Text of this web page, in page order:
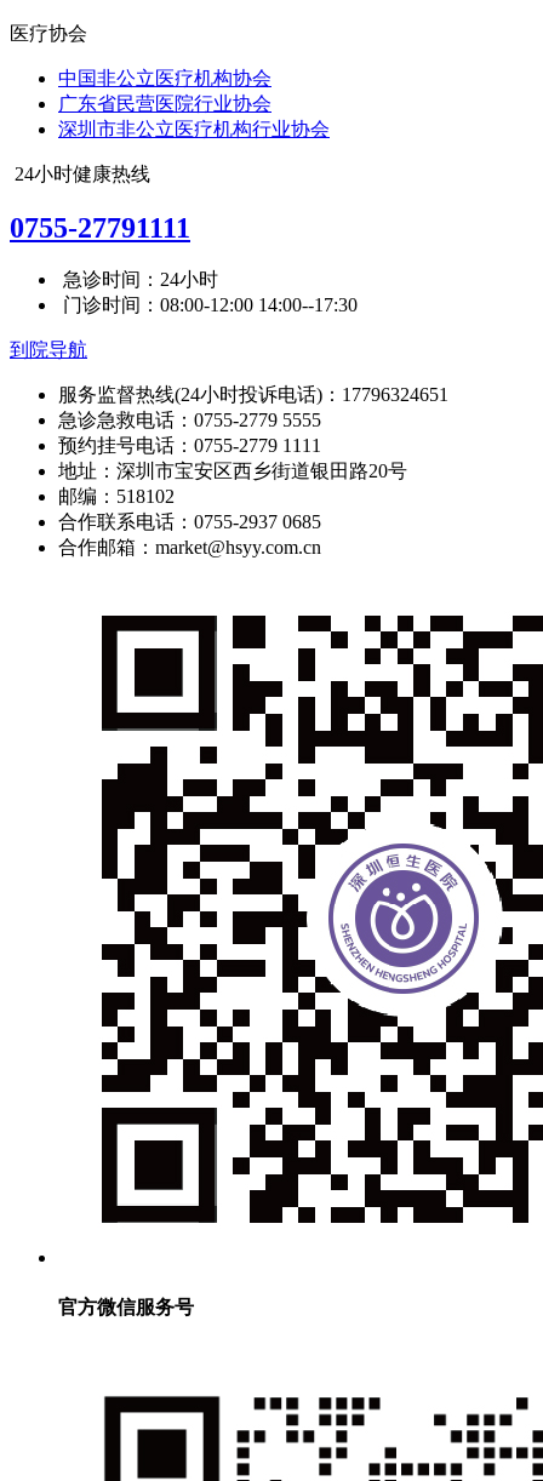
医疗协会
中国非公立医疗机构协会
广东省民营医院行业协会
深圳市非公立医疗机构行业协会
24小时健康热线
0755-27791111
急诊时间：24小时
门诊时间：08:00-12:00 14:00--17:30
到院导航
服务监督热线(24小时投诉电话)：17796324651
急诊急救电话：0755-2779 5555
预约挂号电话：0755-2779 1111
地址：深圳市宝安区西乡街道银田路20号
邮编：518102
合作联系电话：0755-2937 0685
合作邮箱：market@hsyy.com.cn
官方微信服务号